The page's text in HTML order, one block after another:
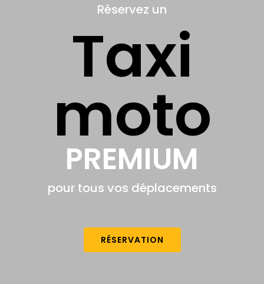
Réservez un
Taxi
moto
PREMIUM
pour tous vos déplacements
RÉSERVATION